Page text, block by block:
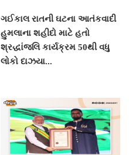
ગઈકાલ રાતની ઘટના આતંકવાદી
હુમલાના શહીદો માટે હતો
શ્રદ્ધાંજલિ કાર્યક્રમ 50થી વધુ
લોકો દાઝયા...